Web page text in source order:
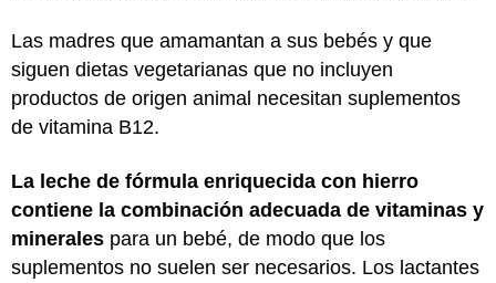
Las madres que amamantan a sus bebés y que
siguen dietas vegetarianas que no incluyen
productos de origen animal necesitan suplementos
de vitamina B12.
La leche de fórmula enriquecida con hierro
contiene la combinación adecuada de vitaminas y
minerales para un bebé, de modo que los
suplementos no suelen ser necesarios. Los lactantes